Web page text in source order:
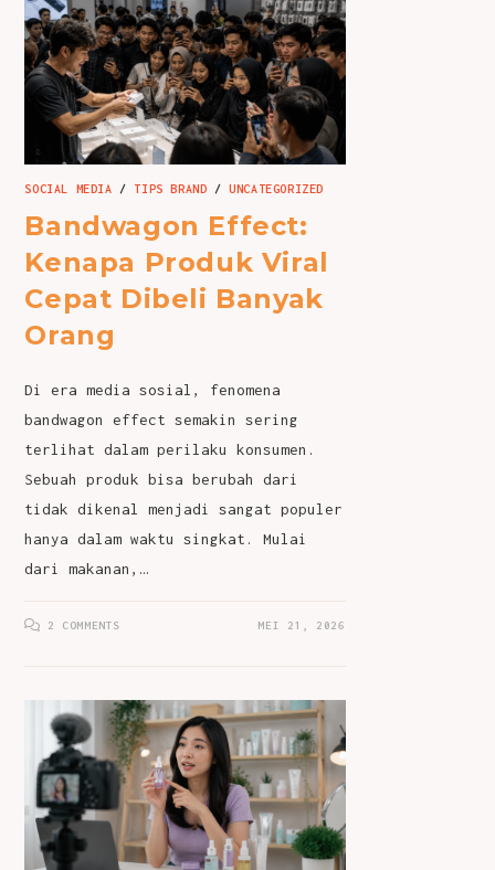
SOCIAL MEDIA / TIPS BRAND /UNCATEGORIZED
Bandwagon Effect:
Kenapa Produk Viral
Cepat Dibeli Banyak
Orang
Di era media sosial, fenomena
bandwagon effect semakin sering
terlihat dalam perilaku konsumen.
Sebuah produk bisa berubah dari
tidak dikenal menjadi sangat populer
hanya dalam waktu singkat. Mulai
dari makanan,…
2 COMMENTS MEI 21, 2026